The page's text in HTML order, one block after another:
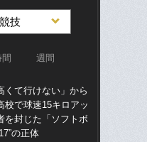
技
間 週間
くて行けない」から
で球速15キロアッ
を封じた「ソフトボ
の正体